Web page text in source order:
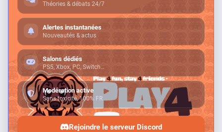
Théories & débats 24/7
Alertes instantanées
Nouveautés & actus
Salons dédiés
PS5, Xbox, PC, Switch…
Modération active
Sans toxicité, 100% FR
Rejoindre le serveur Discord